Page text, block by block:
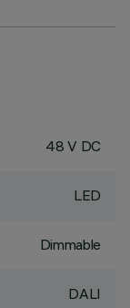
48 V DC
LED
Dimmable
DALI